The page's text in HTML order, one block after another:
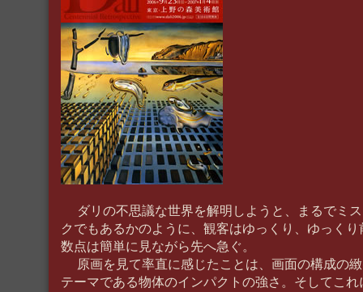
ダリの不思議な世界を解明しようと、まるでミ
クでもあるかのように、観客はゆっくり、ゆっく
数点は簡単に見ながら先へ急ぐ。
原画を見て率直に感じたことは、画面の構成の
テーマである物体のインパクトの強さ。そしてこ